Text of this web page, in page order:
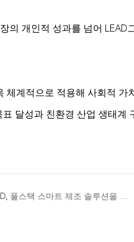
의 개인적 성과를 넘어
체계적으로 적용해 사회적
달성과 친환경 산업 생태계
풀스택 스마트 제조 솔루션을 들고